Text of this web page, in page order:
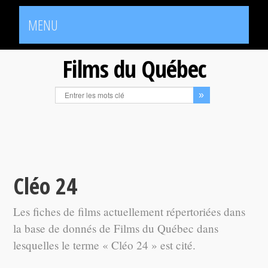
MENU
Films du Québec
Cléo 24
Les fiches de films actuellement répertoriées dans
la base de donnés de Films du Québec dans
lesquelles le terme « Cléo 24 » est cité.